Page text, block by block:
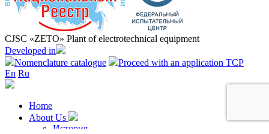
CJSC «ZETO» Plant of electrotechnical equipment
Developed in
Nomenclature catalogue
Proceed with an application TCP
En Ru
Home
About Us
История